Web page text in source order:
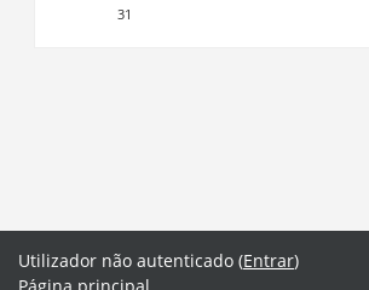
31
Utilizador não autenticado (Entrar)